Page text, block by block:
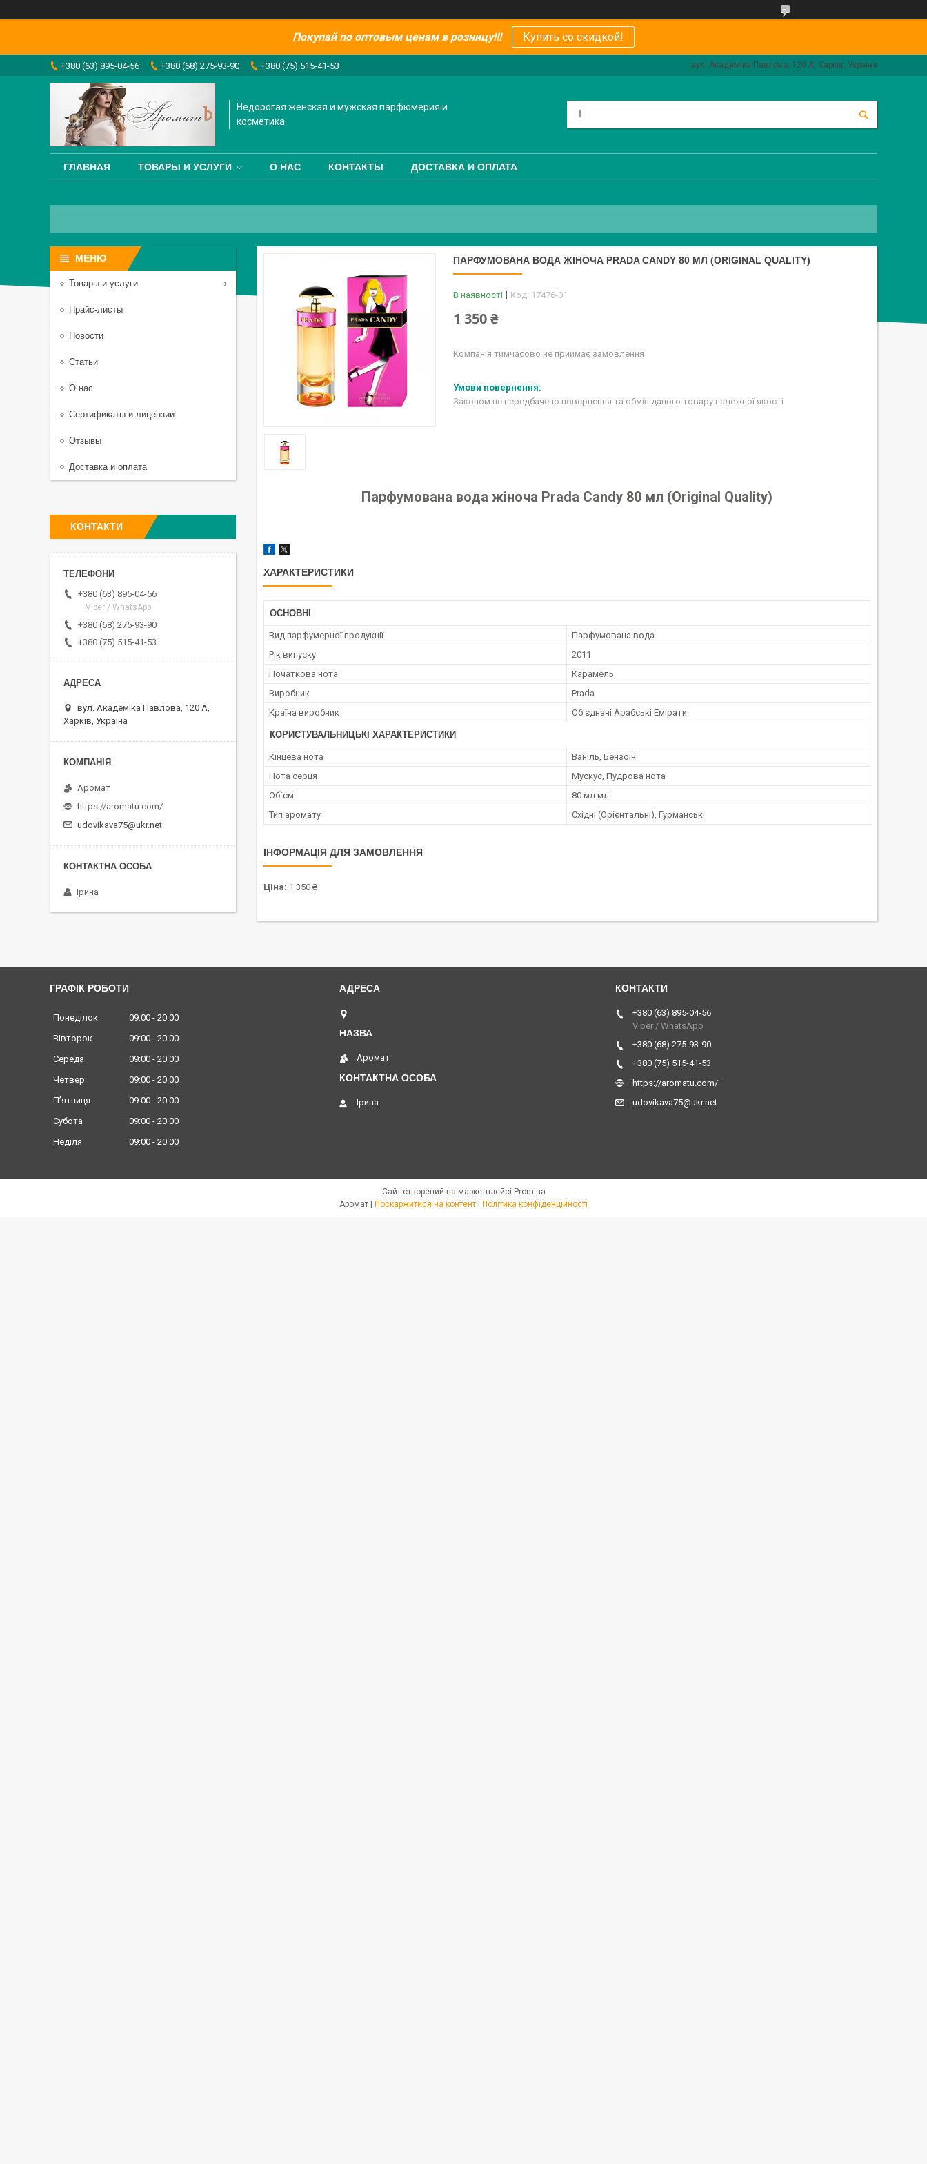
Покупай по оптовым ценам в розницу!!! Купить со скидкой!
+380 (63) 895-04-56 +380 (68) 275-93-90 +380 (75) 515-41-53 вул. Академіка Павлова, 120 А, Харків, Україна
Недорогая женская и мужская парфюмерия и
косметика
ГЛАВНАЯ ТОВАРЫ И УСЛУГИ О НАС КОНТАКТЫ ДОСТАВКА И ОПЛАТА
ПАРФУМОВАНА ВОДА ЖІНОЧА PRADA CANDY 80 МЛ (ORIGINAL QUALITY)
В наявності Код: 17476-01
1 350 ₴
Компанія тимчасово не приймає замовлення
Законом не передбачено повернення та обмін даного товару належної якості
Парфумована вода жіноча Prada Candy 80 мл (Original Quality)
ХАРАКТЕРИСТИКИ
ОСНОВНІ
Вид парфумерної продукції
Парфумована вода
Рік випуску
2011
Початкова нота
Карамель
Виробник
Prada
Країна виробник
Об'єднані Арабські Емірати
КОРИСТУВАЛЬНИЦЬКІ ХАРАКТЕРИСТИКИ
Кінцева нота
Ваніль, Бензоїн
Нота серця
Мускус, Пудрова нота
Об`єм
80 мл мл
Тип аромату
Східні (Орієнтальні), Гурманські
ІНФОРМАЦІЯ ДЛЯ ЗАМОВЛЕННЯ
Ціна: 1 350 ₴
Товары и услуги
Прайс-листы
Новости
Статьи
О нас
Сертификаты и лицензии
Отзывы
Доставка и оплата
КОНТАКТИ
+380 (63) 895-04-56
Viber / WhatsApp
+380 (68) 275-93-90
+380 (75) 515-41-53
вул. Академіка Павлова, 120 А,
Харків, Україна
Аромат
https://aromatu.com/
udovikava75@ukr.net
Ірина
ГРАФІК РОБОТИ
Понеділок 09:00
20:00
Вівторок
09:00
20:00
Середа
09:00
20:00
Четвер
09:00
20:00
Пʼятниця
09:00
20:00
Субота
09:00
20:00
Неділя
09:00 20:00
Аромат
Ірина
+380 (63) 895-04-56
Viber / WhatsApp
+380 (68) 275-93-90
+380 (75) 515-41-53
https://aromatu.com/
udovikava75@ukr.net
Сайт створений на маркетплейсі Prom.ua
Поскаржитися на контент Політика конфіденційності